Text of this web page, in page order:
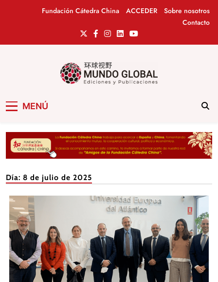
Fundación Cátedra China ACCEDER
Sobre nosotros
Contacto
MENÚ
Día: 8 de julio de 2025